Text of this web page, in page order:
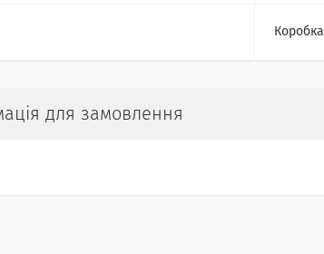
Коробка
для замовлення